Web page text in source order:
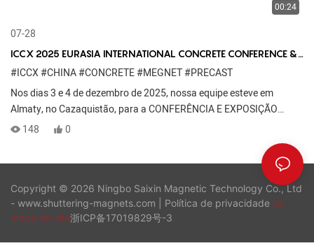
00:24
07-28
ICCX 2025 EURASIA INTERNATIONAL CONCRETE CONFERENCE &
EXHIBITION
#ICCX#CHINA#CONCRETE#MEGNET#PRECAST
Nos dias 3 e 4 de dezembro de 2025, nossa equipe esteve em
Almaty, no Cazaquistão, para a CONFERÊNCIA E EXPOSIÇÃO
INTERNACIONAL DE CONCRETO...
148 0
Copyright © 2026 Ningbo Saixin Magnetic Technology Co., Ltd
- www.shuttering-magnets.com |
Política de privacidade do
mapa do site浙ICP备17019829号-3